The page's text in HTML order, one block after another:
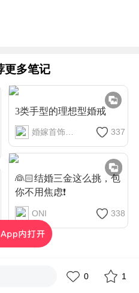
更多笔记
3类手型的理想型婚戒
337
👰🏻结婚三金这么挑，包
你不用焦虑❗
ONI 338
0 1